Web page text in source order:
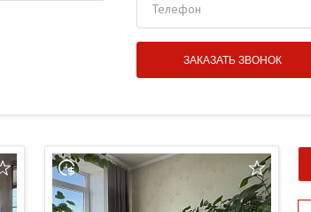
Телефон